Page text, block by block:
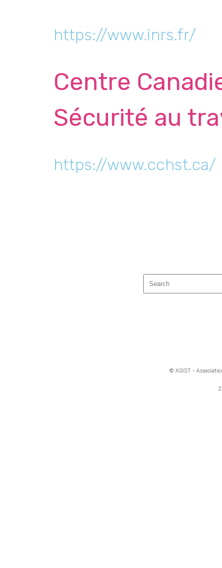
https://www.inrs.fr/
Centre
Sécurité au
https://www.cchst.ca/
© ASIST -